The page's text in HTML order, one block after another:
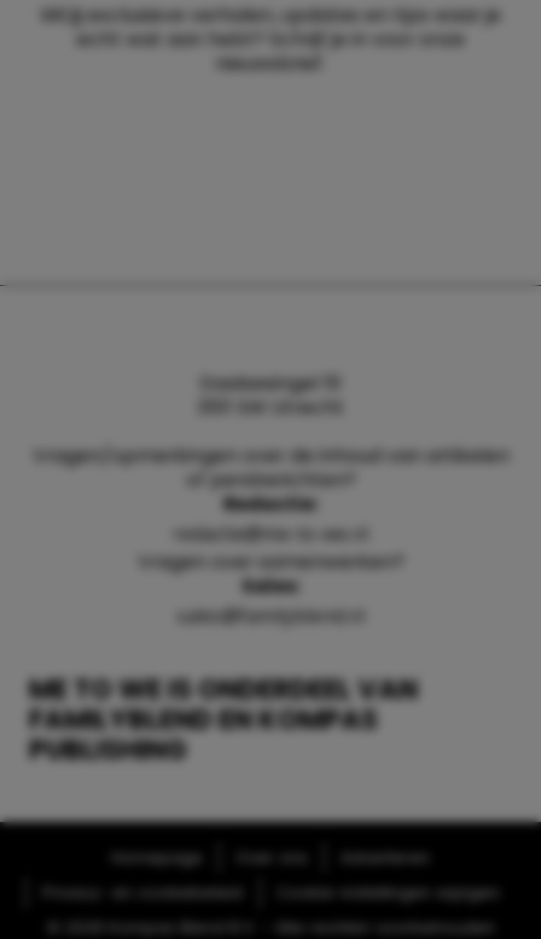
Wil jij exclusieve verhalen, updates en tips waar je
echt wat aan hebt? Schrijf je in voor onze
nieuwsbrief.
ME TO WE IS ONDERDEEL VAN
FAMILYBLEND EN KOMPAS
PUBLISHING
Daalsesingel 51
3511 SW Utrecht
Vragen/opmerkingen over de inhoud van artikelen
of persberichten?
Redactie:
redactie@me-to-we.nl
Vragen over samenwerken?
Sales:
sales@familyblend.nl
Homepage